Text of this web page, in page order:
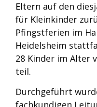
Eltern auf den
für Kleinkinder
Pfingstferien im
Heidelsheim
28 Kinder im Alter
teil.
Durchgeführt
fachkundigen